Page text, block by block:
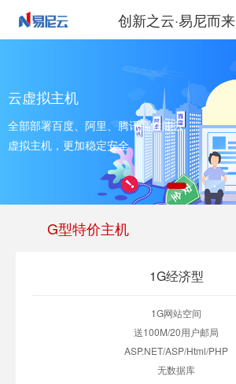
创新之云·易尼而来
云虚拟主机
全部部署百度、阿里、腾讯高性能云
虚拟主机，更加稳定安全
G型特价主机
1G经济型
1G网站空间
送100M/20用户邮局
ASP.NET/ASP/Html/PHP
无数据库